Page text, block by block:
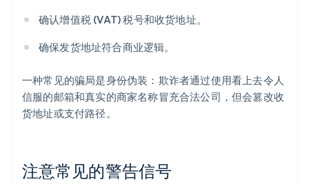
确认增值税 (VAT) 税号和收货地址。
确保发货地址符合商业逻辑。
一种常见的骗局是身份伪装：欺诈者通过使用看上去令人
信服的邮箱和真实的商家名称冒充合法公司，但会篡改收
货地址或支付路径。
注意常见的警告信号